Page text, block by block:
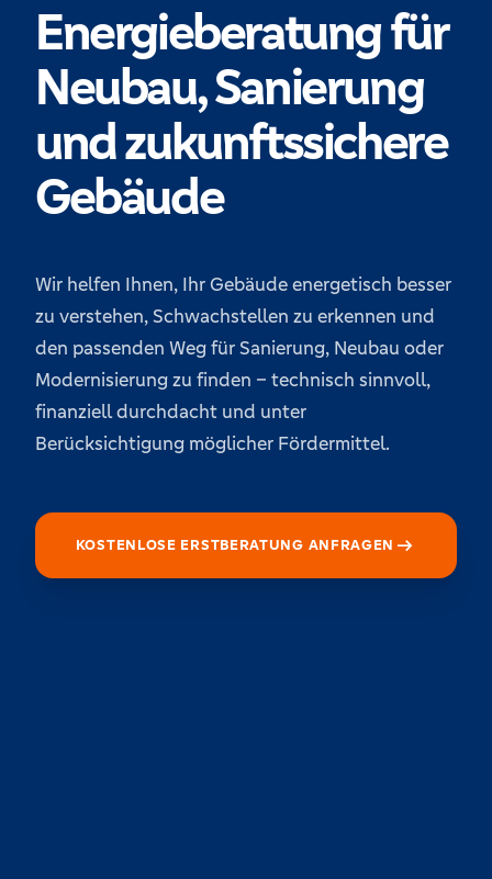
Energieberatung für
Neubau, Sanierung
und zukunftssichere
Gebäude
Wir helfen Ihnen, Ihr Gebäude energetisch besser
zu verstehen, Schwachstellen zu erkennen und
den passenden Weg für Sanierung, Neubau oder
Modernisierung zu finden – technisch sinnvoll,
finanziell durchdacht und unter
Berücksichtigung möglicher Fördermittel.
KOSTENLOSE ERSTBERATUNG ANFRAGEN arrow_right_alt